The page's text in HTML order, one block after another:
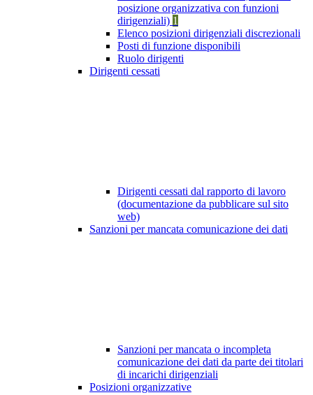
posizione organizzativa con funzioni
dirigenziali) 1
Elenco posizioni dirigenziali discrezionali
Posti di funzione disponibili
Ruolo dirigenti
Dirigenti cessati
Dirigenti cessati dal rapporto di lavoro
(documentazione da pubblicare sul sito
web)
Sanzioni per mancata comunicazione dei dati
Sanzioni per mancata o incompleta
comunicazione dei dati da parte dei titolari
di incarichi dirigenziali
Posizioni organizzative